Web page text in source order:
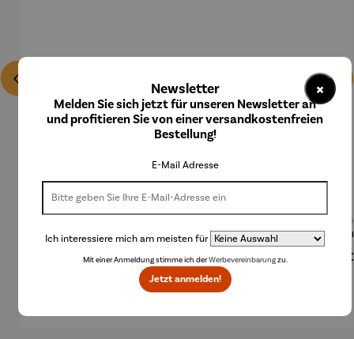
Bodenplat
te für
Feuerkorb
Regulärer Preis:
Brenngel
für
Gelfeuers
telle -
FUOCO
Regulärer Preis:
10,50 €
Decke mit
Ärmeln
Regulärer Preis:
74,95 €
Deckel für
Feuerscha
le mit
Rand - Ø
Regulärer Preis:
49,90 €
×
Newsletter
Melden Sie sich jetzt für unseren Newsletter an
und profitieren Sie von einer versandkostenfreien
Bestellung!
E-Mail Adresse
Ich interessiere mich am meisten für
Mit einer Anmeldung stimme ich derWerbevereinbarungzu.
Jetzt anmelden!